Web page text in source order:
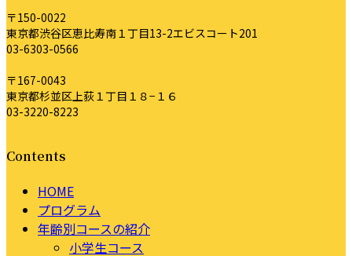
〒150-0022
東京都渋谷区恵比寿南１丁目13-2エビスコート201
03-6303-0566
〒167-0043
東京都杉並区上荻１丁目１８−１６
03-3220-8223
Contents
HOME
プログラム
年齢別コースの紹介
小学生コース